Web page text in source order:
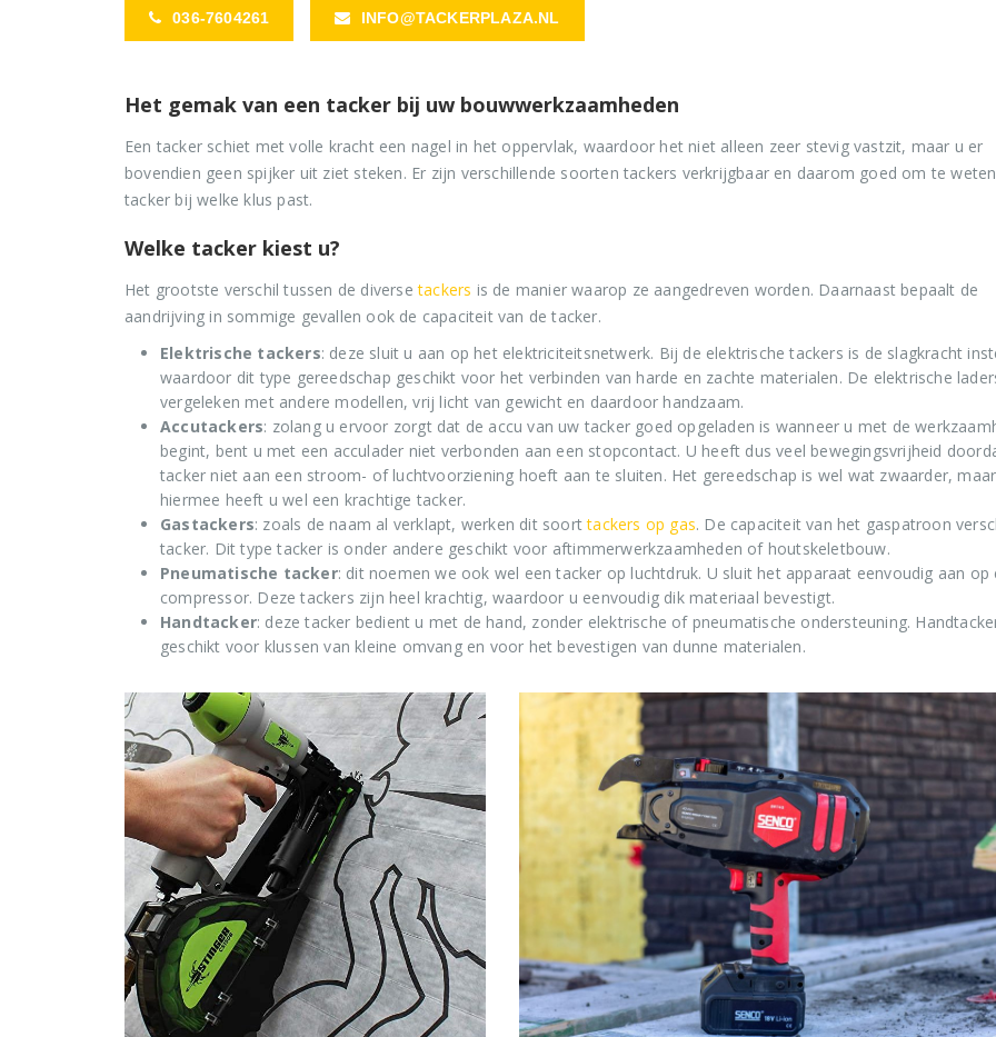
036-7604261 INFO@TACKERPLAZA.NL
Het gemak van een tacker bij uw bouwwerkzaamheden
Een tacker schiet met volle kracht een nagel in het oppervlak, waardoor het niet alleen zeer stevig vastzit, maar u er
bovendien geen spijker uit ziet steken. Er zijn verschillende soorten tackers verkrijgbaar en daarom goed om te
tacker bij welke klus past.
Welke tacker kiest u?
Het grootste verschil tussen de diversetackers is de manier waarop ze aangedreven worden. Daarnaast bepaalt de
aandrijving in sommige gevallen ook de capaciteit van de tacker.
Elektrische tackers: deze sluit u aan op het elektriciteitsnetwerk. Bij de elektrische tackers is de slagkracht
waardoor dit type gereedschap geschikt voor het verbinden van harde en zachte materialen. De elektrische
vergeleken met andere modellen, vrij licht van gewicht en daardoor handzaam.
Accutackers: zolang u ervoor zorgt dat de accu van uw tacker goed opgeladen is wanneer u met de
begint, bent u met een acculader niet verbonden aan een stopcontact. U heeft dus veel bewegingsvrijheid
tacker niet aan een stroom- of luchtvoorziening hoeft aan te sluiten. Het gereedschap is wel wat zwaarder, maar
hiermee heeft u wel een krachtige tacker.
Gastackers: zoals de naam al verklapt, werken dit soorttackers op gas. De capaciteit van het gaspatroon
tacker. Dit type tacker is onder andere geschikt voor aftimmerwerkzaamheden of houtskeletbouw.
Pneumatische tacker: dit noemen we ook wel een tacker op luchtdruk. U sluit het apparaat eenvoudig aan op
compressor. Deze tackers zijn heel krachtig, waardoor u eenvoudig dik materiaal bevestigt.
Handtacker: deze tacker bedient u met de hand, zonder elektrische of pneumatische ondersteuning.
geschikt voor klussen van kleine omvang en voor het bevestigen van dunne materialen.